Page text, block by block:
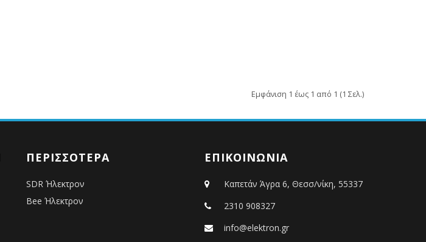
Εμφάνιση 1 έως 1 από 1 (1 Σελ.)
ΠΕΡΙΣΣΌΤΕΡΑ
SDR Ήλεκτρον
Bee Ήλεκτρον
ΕΠΙΚΟΙΝΩΝΙΑ
Καπετάν Άγρα 6, Θεσσ/νίκη, 55337
2310 908327
info@elektron.gr